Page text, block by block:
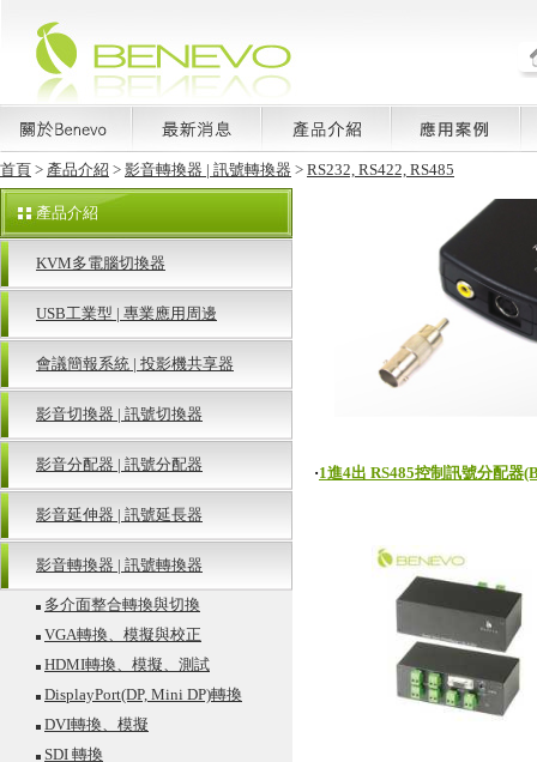
首頁 > 產品介紹 > 影音轉換器 | 訊號轉換器 > RS232, RS422, RS485
產品介紹
KVM多電腦切換器
USB工業型 | 專業應用周邊
會議簡報系統 | 投影機共享器
影音切換器 | 訊號切換器
影音分配器 | 訊號分配器
影音延伸器 | 訊號延長器
影音轉換器 | 訊號轉換器
多介面整合轉換與切換
VGA轉換、模擬與校正
HDMI轉換、模擬、測試
DisplayPort(DP, Mini DP)轉換
DVI轉換、模擬
SDI 轉換
‧1進4出 RS485控制訊號分配器